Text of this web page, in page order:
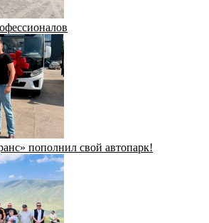
пополнил свой автопарк!